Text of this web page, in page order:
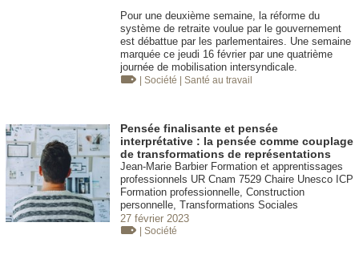
Pour une deuxième semaine, la réforme du
système de retraite voulue par le gouvernement
est débattue par les parlementaires. Une semaine
marquée ce jeudi 16 février par une quatrième
journée de mobilisation intersyndicale.
| Société | Santé au travail
Pensée finalisante et pensée
interprétative : la pensée comme couplage
de transformations de représentations
Jean-Marie Barbier Formation et apprentissages
professionnels UR Cnam 7529 Chaire Unesco ICP
Formation professionnelle, Construction
personnelle, Transformations Sociales
27 février 2023
| Société